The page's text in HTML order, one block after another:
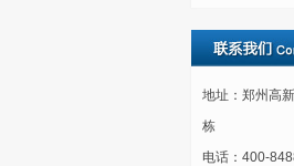
地址：郑州高
栋
电话：400-